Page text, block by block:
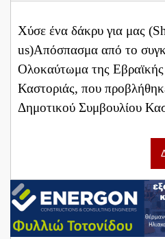
Χύσε ένα δάκρυ για μας
us)Απόσπασμα από το
Ολοκαύτωμα της Εβραϊκής
Καστοριάς, που
Δημοτικού Συμβουλίου